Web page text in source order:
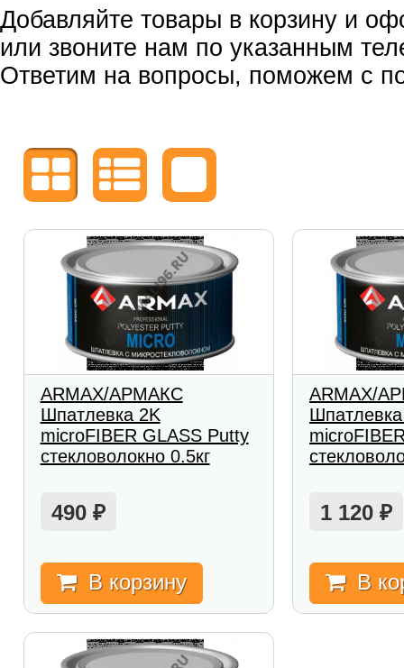
Добавляйте товары в корзину и
или звоните нам по указанным
Ответим на вопросы, поможем с
ARMAX/АРМАКС
Шпатлевка 2K
microFIBER GLASS Putty
стекловолокно 0.5кг
490 ₽
В корзину
ARMAX/
1 120₽
В